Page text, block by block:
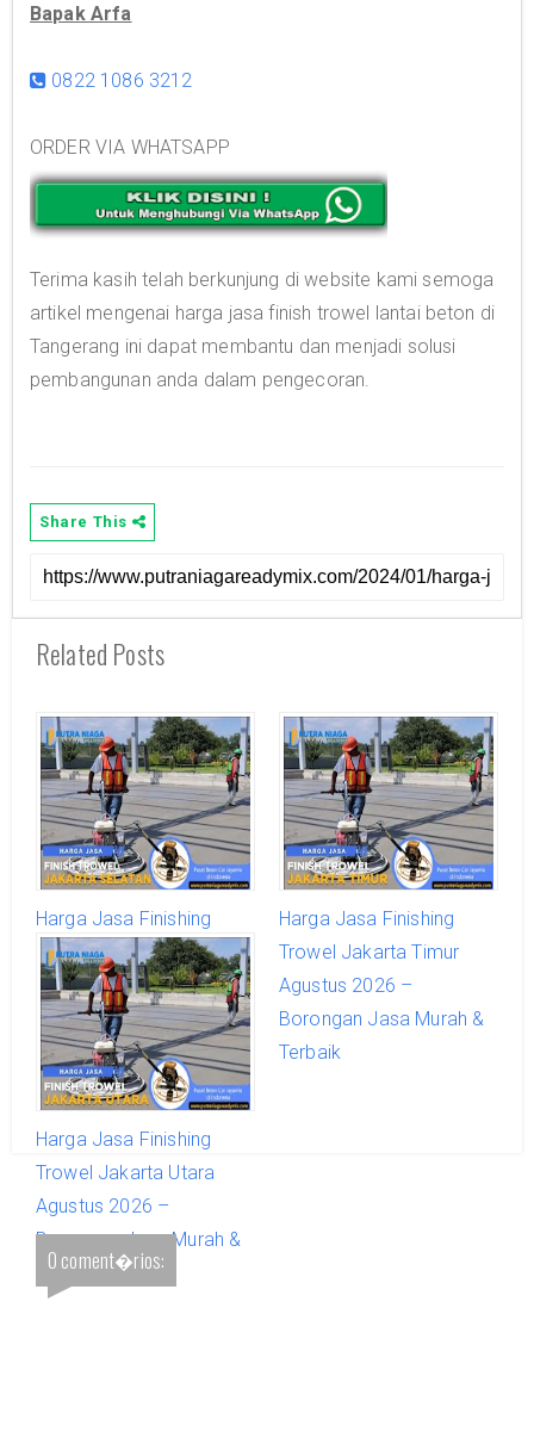
Bapak Arfa
0822 1086 3212
ORDER VIA WHATSAPP
Terima kasih telah berkunjung di website kami semoga
artikel mengenai harga jasa finish trowel lantai beton di
Tangerang ini dapat membantu dan menjadi solusi
pembangunan anda dalam pengecoran.
Share This
Related Posts
Harga Jasa Finishing
Trowel Jakarta Selatan
Agustus 2026 –
Borongan Jasa Murah &
Terbaik
Harga Jasa Finishing
Trowel Jakarta Timur
Agustus 2026 –
Borongan Jasa Murah &
Terbaik
Harga Jasa Finishing
Trowel Jakarta Utara
Agustus 2026 –
Borongan Jasa Murah &
Terbaik
0 coment�rios: